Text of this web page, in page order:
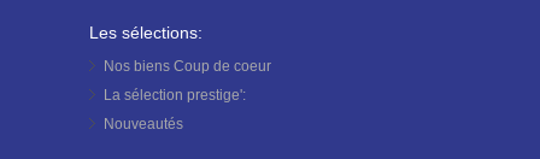
Les sélections:
Nos biens Coup de coeur
La sélection prestige':
Nouveautés